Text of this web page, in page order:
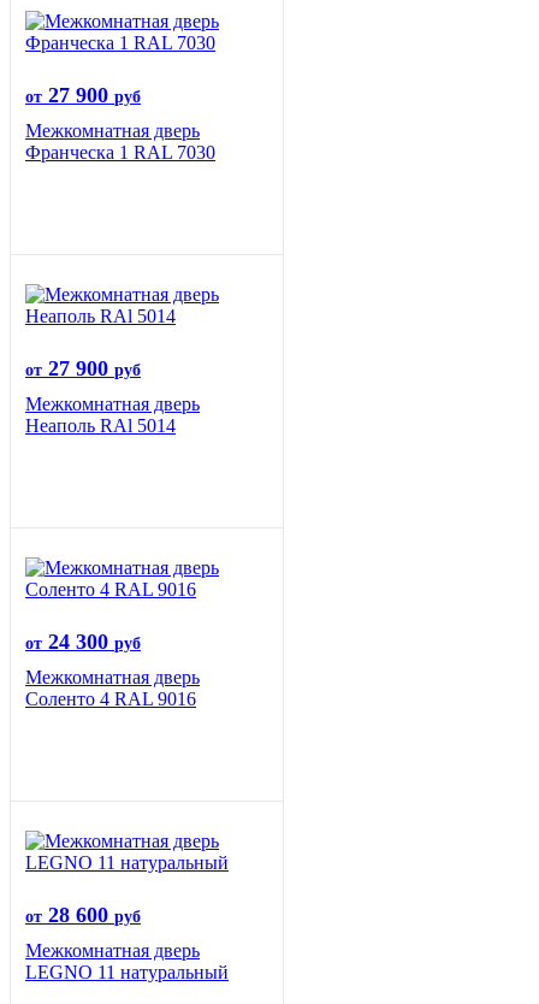
от 27 900 руб
Межкомнатная дверь
Франческа 1 RAL 7030
от 27 900 руб
Межкомнатная дверь
Неаполь RAl 5014
от 24 300 руб
Межкомнатная дверь
Соленто 4 RAL 9016
от 28 600 руб
Межкомнатная дверь
LEGNO 11 натуральный